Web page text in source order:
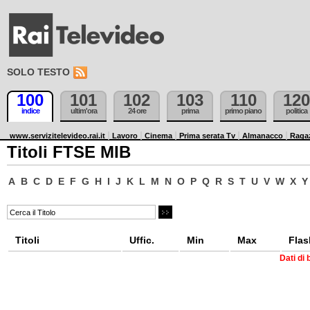
SOLO TESTO
100
indice
101
ultim'ora
102
24 ore
103
prima
110
primo piano
120
politica
www.servizitelevideo.rai.it Lavoro Cinema Prima serata Tv Almanacco
Titoli FTSE MIB
A B C D E F G H I J K L M N O P Q R S T U V W X Y
Titoli Uffic. Min Max
Dati di